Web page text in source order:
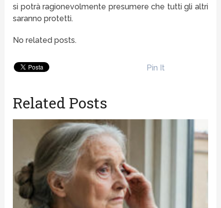
si potrà ragionevolmente presumere che tutti gli altri
saranno protetti.
No related posts.
Pin It
Related Posts